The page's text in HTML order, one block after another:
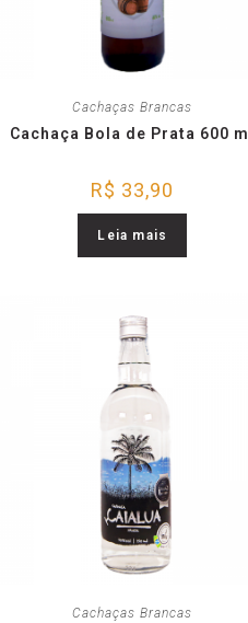
Cachaças Brancas
Cachaça Bola de Prata 600 ml
R$ 33,90
Leia mais
Cachaças Brancas